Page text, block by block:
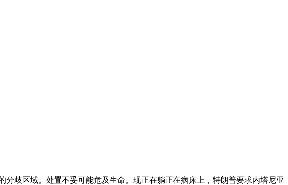
歧区域。处置不妥可能危及生命。现正在躺正在病床上，特朗普要求内塔尼亚